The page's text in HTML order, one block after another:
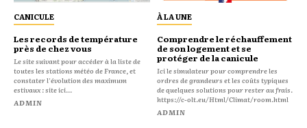
CANICULE
Les records de température
près de chez vous
Le site suivant pour accéder à la liste de
toutes les stations météo de France, et
constater l'évolution des maximum
estivaux : site ici...
ADMIN
À LA UNE
Comprendre le réchauffement
de son logement et se
protéger de la canicule
Ici le simulateur pour comprendre les
ordres de grandeurs et les coûts typiques
de quelques solutions pour rester au frais.
https://c-olt.eu/Html/Climat/room.html
ADMIN